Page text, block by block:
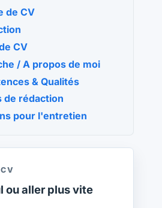
de CV
CV
/ A propos de moi
& Qualités
de rédaction
pour l'entretien
ou aller plus vite